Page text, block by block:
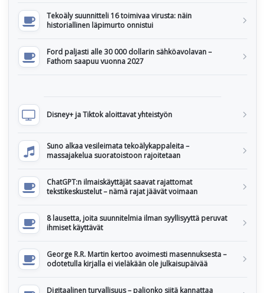
Tekoäly suunnitteli 16 toimivaa virusta: näin
historiallinen läpimurto onnistui
Ford paljasti alle 30 000 dollarin sähköavolavan –
Fathom saapuu vuonna 2027
Disney+ ja Tiktok aloittavat yhteistyön
Suno alkaa vesileimata tekoälykappaleita –
massajakelua suoratoistoon rajoitetaan
ChatGPT:n ilmaiskäyttäjät saavat rajattomat
tekstikeskustelut – nämä rajat jäävät voimaan
8 lausetta, joita suunnitelmia ilman syyllisyyttä peruvat
ihmiset käyttävät
George R.R. Martin kertoo avoimesti masennuksesta –
odotetulla kirjalla ei vieläkään ole julkaisupäivää
Digitaalinen turvallisuus – paljonko siitä kannattaa